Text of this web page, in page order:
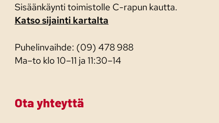
Sisäänkäynti toimistolle C-rapun kautta.
Katso sijainti kartalta
Puhelinvaihde: (09) 478 988
Ma–to klo 10–11 ja 11:30–14
Ota yhteyttä